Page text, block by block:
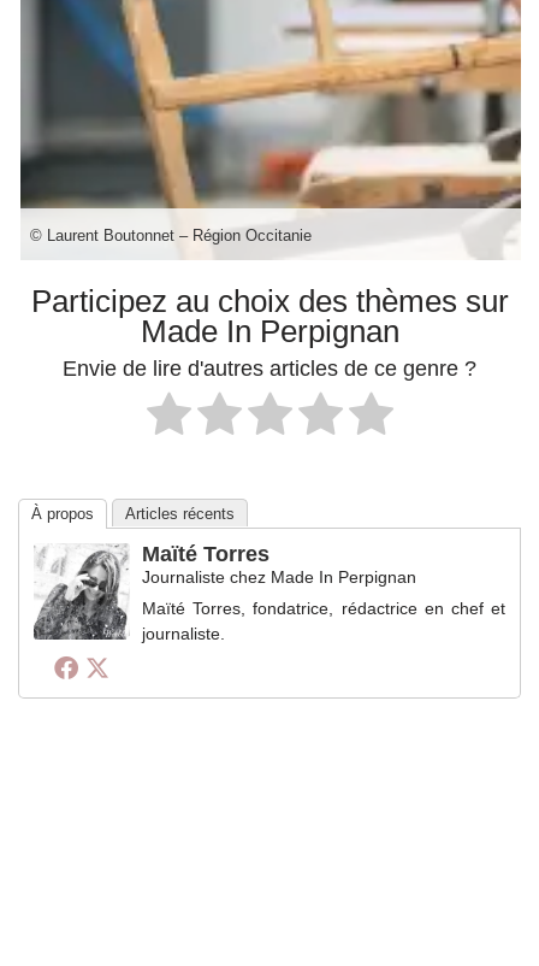
© Laurent Boutonnet – Région Occitanie
Participez au choix des thèmes sur
Made In Perpignan
Envie de lire d'autres articles de ce genre ?
À propos Articles récents
Maïté Torres
Journaliste chez Made In Perpignan
Maïté Torres, fondatrice, rédactrice en chef et
journaliste.